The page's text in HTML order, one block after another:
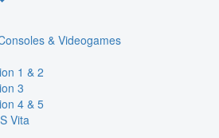
& Videogames
1 & 2
3
4 & 5
Vita